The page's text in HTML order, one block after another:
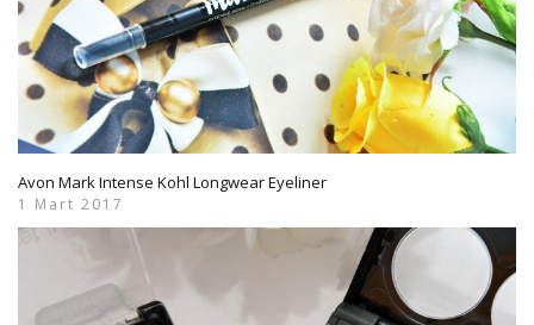
Avon Mark Intense Kohl Longwear Eyeliner
1 Mart 2017